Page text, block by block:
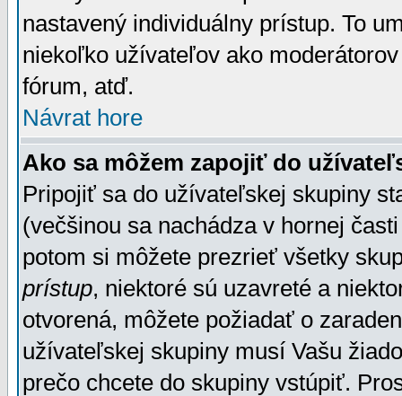
nastavený individuálny prístup. To
niekoľko užívateľov ako
fórum, atď.
Návrat hore
Ako sa môžem zapojiť do
Pripojiť sa do užívateľskej skupiny
(večšinou sa nachádza v hornej
potom si môžete prezrieť všetky
prístup, niektoré sú uzavreté a
otvorená, môžete požiadať o
užívateľskej skupiny musí Vašu
prečo chcete do skupiny vstúpiť.